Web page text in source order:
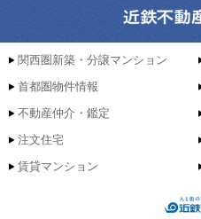
関西圏新築・分譲マンション
首都圏物件情報
不動産仲介・鑑定
注文住宅
賃貸マンション